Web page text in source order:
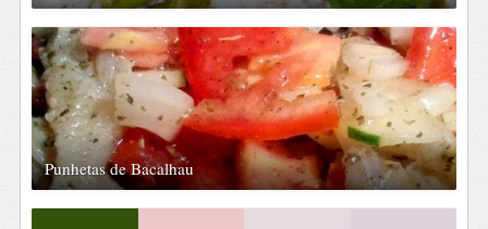
Punhetas de Bacalhau